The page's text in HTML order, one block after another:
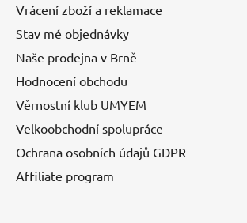
Vrácení zboží a reklamace
Stav mé objednávky
Naše prodejna v Brně
Hodnocení obchodu
Věrnostní klub UMYEM
Velkoobchodní spolupráce
Ochrana osobních údajů GDPR
Affiliate program